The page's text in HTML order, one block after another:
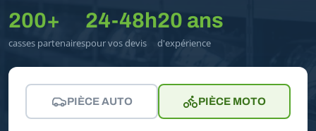
200+
casses partenaires
24-48h
pour vos devis
20 ans
d'expérience
PIÈCE AUTO PIÈCE MOTO